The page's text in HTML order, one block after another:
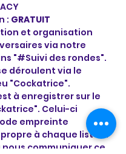
: GRATUIT
et organisation
via notre
"#Suivi des rondes".
déroulent via le
"Cockatrice".
à enregistrer sur le
Celui-ci
empreinte
à chaque liste. Il
communiquer ce